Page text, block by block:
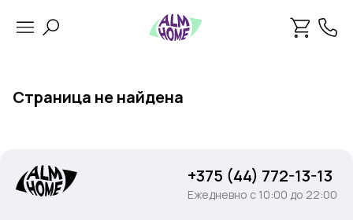
Страница не найдена
+375 (44) 772-13-13
Ежедневно c 10:00 до 22:00